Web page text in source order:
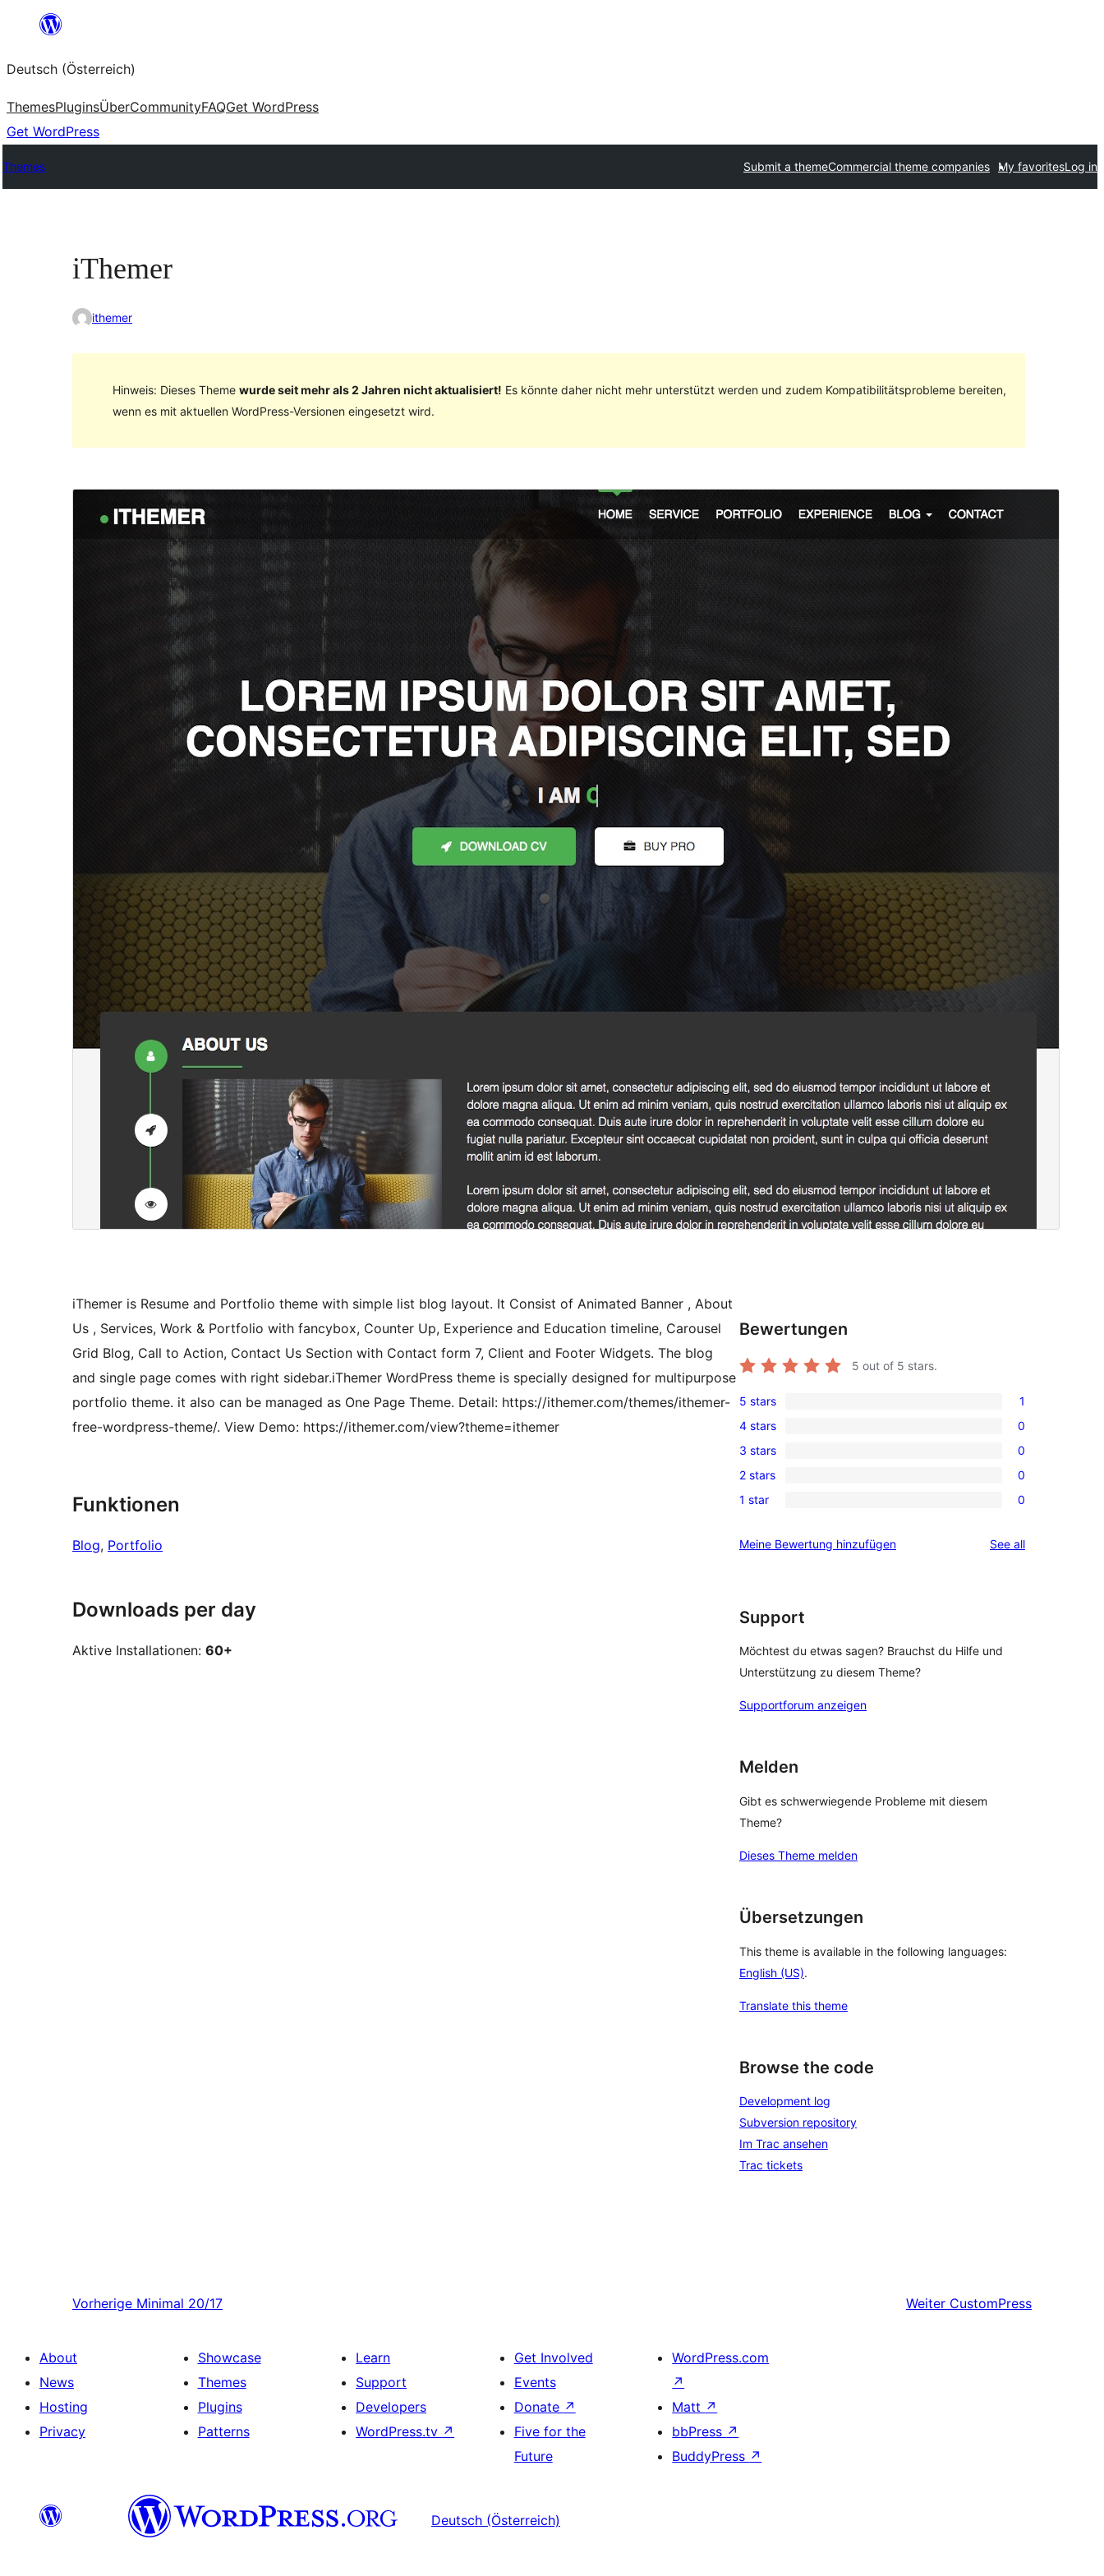
springen
Deutsch (Österreich)
ThemesPluginsÜberCommunityFAQGet WordPress
Get WordPress
Themes Submit a themeCommercial theme companies My favoritesLog in
iThemer
ithemer
Hinweis: Dieses Theme wurde seit mehr als 2 Jahren nicht aktualisiert! Es könnte daher nicht mehr unterstützt werden und zudem Kompatibilitätsprobleme bereiten,
wenn es mit aktuellen WordPress-Versionen eingesetzt wird.
Last updated
Active installations
WordPress version
PHP version
Theme homepage
iThemer is Resume and Portfolio theme with simple list blog layout. It Consist of Animated Banner , About
Us , Services, Work & Portfolio with fancybox, Counter Up, Experience and Education timeline, Carousel
Grid Blog, Call to Action, Contact Us Section with Contact form 7, Client and Footer Widgets. The blog
and single page comes with right sidebar.iThemer WordPress theme is specially designed for multipurpose
portfolio theme. it also can be managed as One Page Theme. Detail: https://ithemer.com/themes/ithemer-
free-wordpress-theme/. View Demo: https://ithemer.com/view?theme=ithemer
Funktionen
Blog, Portfolio
Downloads per day
Aktive Installationen: 60+
Bewertungen
5 out of 5 stars.
1
5-
star
review
5 stars 1
0
4-
star
reviews
4 stars 0
0
3-
star
3 stars 0
0
2-
reviews
2 stars 0
0
star
1 star 0
Meine Bewertung hinzufügen See allreviews
Support
Möchtest du etwas sagen? Brauchst du Hilfe und
Unterstützung zu diesem Theme?
Supportforum anzeigen
Melden
Gibt es schwerwiegende Probleme mit diesem
Theme?
Dieses Theme melden
Übersetzungen
This theme is available in the following languages:
English (US).
Translate this theme
Browse the code
Development log
Subversion repository
Im Trac ansehen
Trac tickets
Vorherige Minimal 20/17 Weiter CustomPress
About
News
Hosting
Privacy
Showcase
Themes
Plugins
Patterns
Learn
Support
Developers
WordPress.tv ↗
Get Involved
Events
Donate ↗
Five for the
Future
WordPress.com
↗
Matt ↗
bbPress ↗
BuddyPress ↗
Deutsch (Österreich)